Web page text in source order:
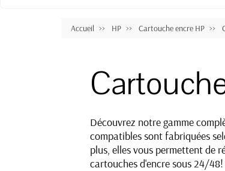
Accueil HP Cartouche encre HP
Découvrez notre gamme
compatibles sont fabriquées
plus, elles vous permettent de
cartouches d'encre sous 24/48!